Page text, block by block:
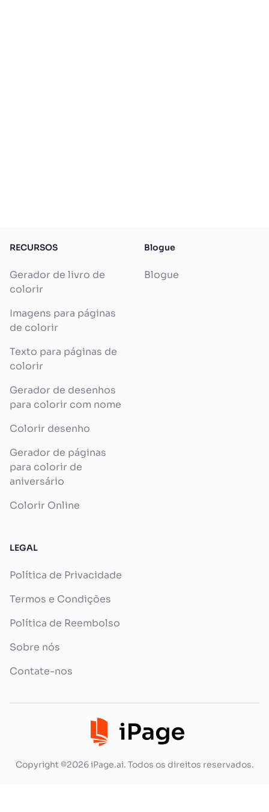
RECURSOS
Gerador de livro de
colorir
Imagens para páginas
de colorir
Texto para páginas de
colorir
Gerador de desenhos
para colorir com nome
Colorir desenho
Gerador de páginas
para colorir de
aniversário
Colorir Online
Blogue
Blogue
LEGAL
Política de Privacidade
Termos e Condições
Política de Reembolso
Sobre nós
Contate-nos
Copyright ©2026 iPage.ai. Todos os direitos reservados.